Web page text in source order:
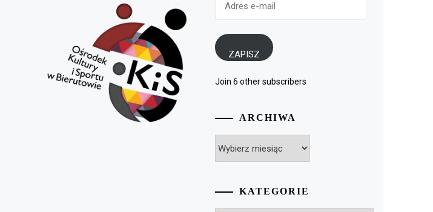
ZAPISZ
Join 6 other subscribers
ARCHIWA
KATEGORIE